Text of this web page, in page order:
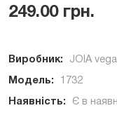
249.00 грн.
Виробник: JOIA
Модель: 1732
Наявність: Є в